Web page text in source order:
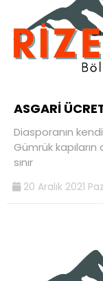
ASGARİ
Diasporanın
Gümrük
sınır
20 Aralık 2021